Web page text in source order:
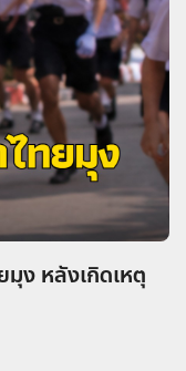
ง หลังเกิดเหตุ